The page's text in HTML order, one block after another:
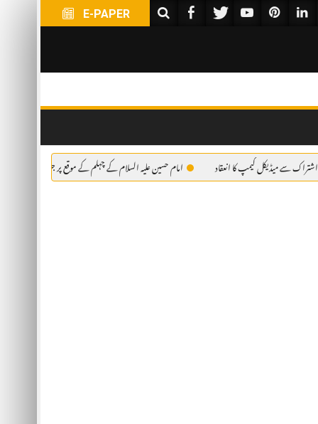
E-PAPER
کیمپ کا انعقاد امام حسین علیہ السلام کے چہلم کے موقع پر جلوس کے شرکاء کے لئے فری